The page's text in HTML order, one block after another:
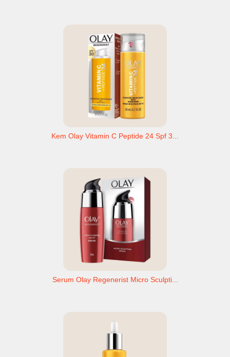
Kem Olay Vitamin C Peptide 24 Spf 3...
Serum Olay Regenerist Micro Sculpti...